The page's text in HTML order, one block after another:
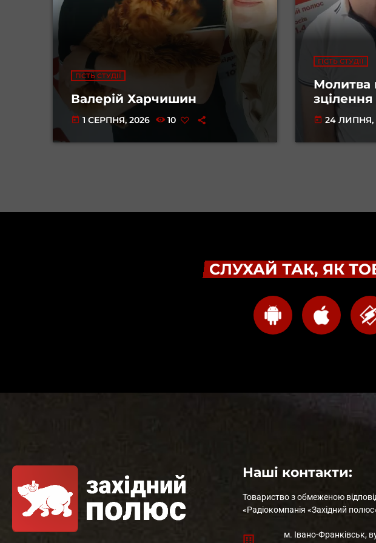
ГІСТЬ СТУДІЇ
Валерій Харчишин
today 1 СЕРПНЯ, 2026 10
ГІСТЬ СТУДІЇ
Молитва
today 24 ЛИПНЯ,
СЛУХАЙ ТАК, ЯК
Наші контакти:
Товариство з обмеженою
«Радіокомпанія «Західний
м. Івано-Франківськ,